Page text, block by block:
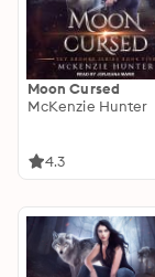
Moon Cursed
McKenzie Hunter
4.3